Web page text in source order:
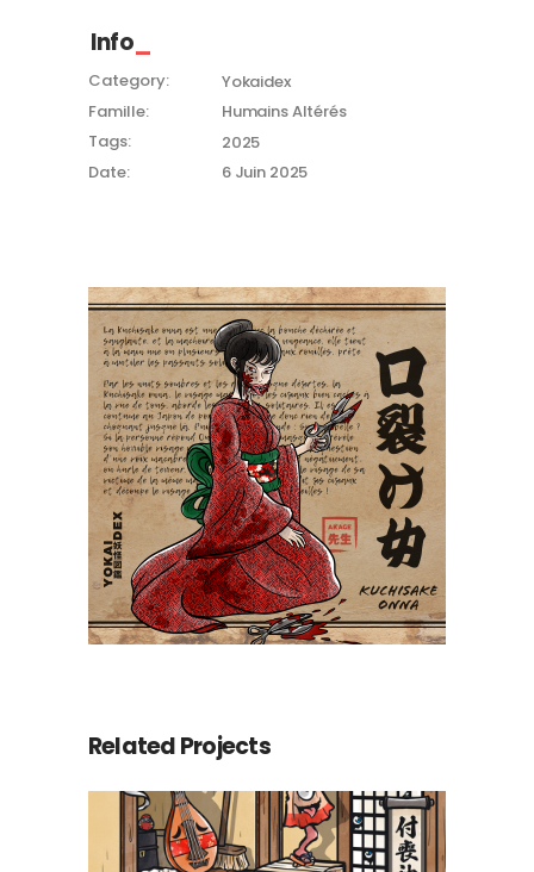
Info
Category:
Yokaidex
Famille:
Humains Altérés
Tags:
2025
Date:
6 Juin 2025
Related Projects